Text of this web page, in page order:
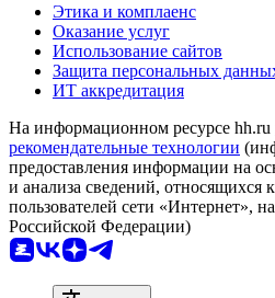
Этика и комплаенс
Оказание услуг
Использование сайтов
Защита персональных
ИТ аккредитация
На информационном ресурсе hh.ru
рекомендательные технологии
предоставления информации на
и анализа сведений, относящихся
пользователей сети «Интернет»,
Российской Федерации)